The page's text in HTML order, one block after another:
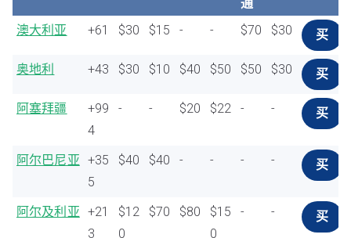
通
澳大利亚
+61 $30 $15 - - $70 $30 买
奥地利 +43 $30 $10 $40 $50 $50 $30 买
阿塞拜疆
+99
4
- - $20 $22 - - 买
阿尔巴尼亚 +35
5
$40 $40 - - - - 买
阿尔及利亚 +21
3
$12
0
$70 $80
$15
0
- - 买